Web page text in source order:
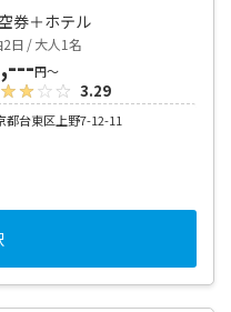
券＋ホテル
2日 / 大人1名
円～
3.29
都台東区上野7-12-11